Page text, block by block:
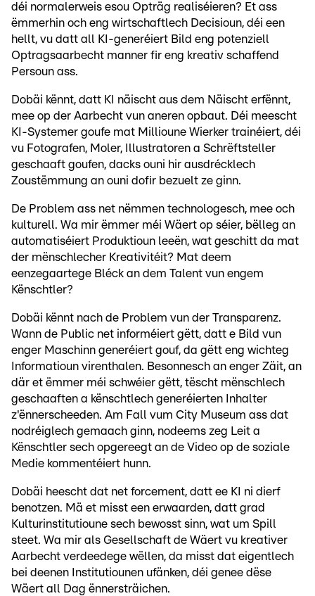
déi normalerweis esou Opträg realiséieren? Et ass
ëmmerhin och eng wirtschaftlech Decisioun, déi een
hellt, vu datt all KI-generéiert Bild eng potenziell
Optragsaarbecht manner fir eng kreativ schaffend
Persoun ass.
Dobäi kënnt, datt KI näischt aus dem Näischt erfënnt,
mee op der Aarbecht vun aneren opbaut. Déi meescht
KI-Systemer goufe mat Millioune Wierker trainéiert, déi
vu Fotografen, Moler, Illustratoren a Schrëftsteller
geschaaft goufen, dacks ouni hir ausdrécklech
Zoustëmmung an ouni dofir bezuelt ze ginn.
De Problem ass net nëmmen technologesch, mee och
kulturell. Wa mir ëmmer méi Wäert op séier, bëlleg an
automatiséiert Produktioun leeën, wat geschitt da mat
der mënschlecher Kreativitéit? Mat deem
eenzegaartege Bléck an dem Talent vun engem
Kënschtler?
Dobäi kënnt nach de Problem vun der Transparenz.
Wann de Public net informéiert gëtt, datt e Bild vun
enger Maschinn generéiert gouf, da gëtt eng wichteg
Informatioun virenthalen. Besonnesch an enger Zäit, an
där et ëmmer méi schwéier gëtt, tëscht mënschlech
geschaaften a kënschtlech generéierten Inhalter
z'ënnerscheeden. Am Fall vum City Museum ass dat
nodréiglech gemaach ginn, nodeems zeg Leit a
Kënschtler sech opgereegt an de Video op de soziale
Medie kommentéiert hunn.
Dobäi heescht dat net forcement, datt ee KI ni dierf
benotzen. Mä et misst een erwaarden, datt grad
Kulturinstitutioune sech bewosst sinn, wat um Spill
steet. Wa mir als Gesellschaft de Wäert vu kreativer
Aarbecht verdeedege wëllen, da misst dat eigentlech
bei deenen Institutiounen ufänken, déi genee dëse
Wäert all Dag ënnersträichen.